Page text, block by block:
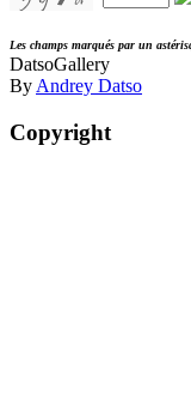
Les champs marqués par un
DatsoGallery
By Andrey Datso
Copyright